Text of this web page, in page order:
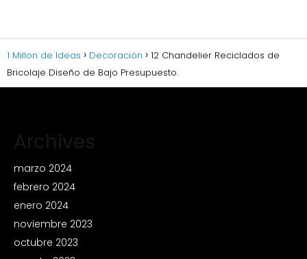
1 Millon de Ideas Decoración
12 Chandelier Reciclados de
Bricolaje Diseño de Bajo Presupuesto.
Archives
marzo 2024
febrero 2024
enero 2024
noviembre 2023
octubre 2023